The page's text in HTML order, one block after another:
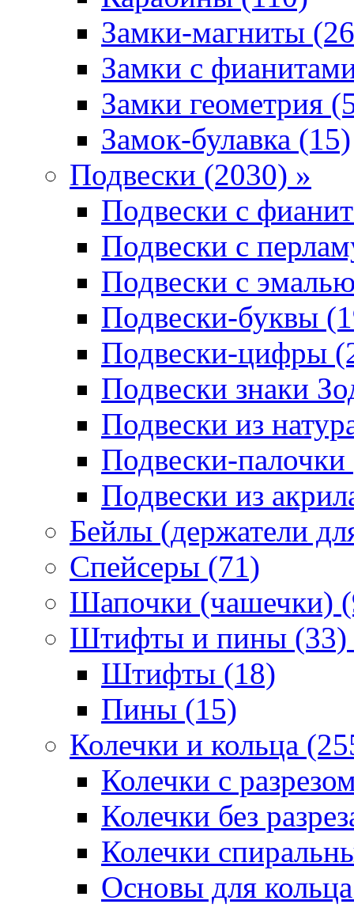
Замки-магниты
Замки с
Замки геометрия
Замок-булавка (15)
Подвески (2030) »
Подвески с
Подвески с
Подвески с
Подвески-буквы
Подвески-цифры
Подвески знаки
Подвески из
Подвески-
Подвески из
Бейлы (держатели
Спейсеры (71)
Шапочки (чашечки)
Штифты и пины (33)
Штифты (18)
Пины (15)
Колечки и кольца
Колечки с
Колечки без
Колечки
Основы для